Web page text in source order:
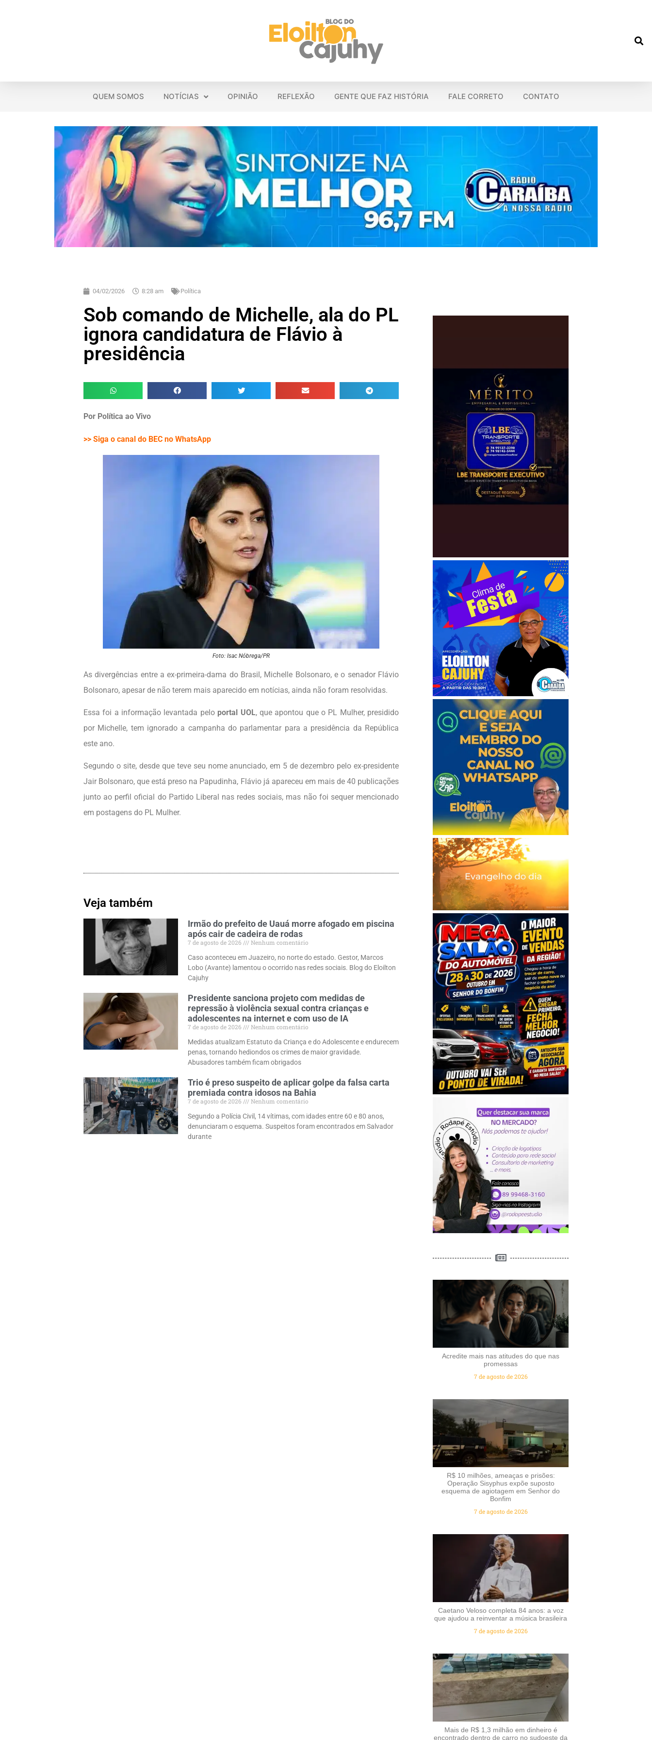
QUEM SOMOS NOTÍCIAS OPINIÃO REFLEXÃO GENTE QUE FAZ HISTÓRIA FALE CORRETO CONTATO
04/02/2026 8:28 am Política
Sob comando de Michelle, ala do PL
ignora candidatura de Flávio à
presidência
Por Política ao Vivo
>> Siga o canal do BEC no WhatsApp
Foto: Isac Nóbrega/PR
As divergências entre a ex-primeira-dama do Brasil, Michelle Bolsonaro, e o senador Flávio
Bolsonaro, apesar de não terem mais aparecido em notícias, ainda não foram resolvidas.
Essa foi a informação levantada pelo portal UOL, que apontou que o PL Mulher, presidido
por Michelle, tem ignorado a campanha do parlamentar para a presidência da República
este ano.
Segundo o site, desde que teve seu nome anunciado, em 5 de dezembro pelo ex-presidente
Jair Bolsonaro, que está preso na Papudinha, Flávio já apareceu em mais de 40 publicações
junto ao perfil oficial do Partido Liberal nas redes sociais, mas não foi sequer mencionado
em postagens do PL Mulher.
Veja também
Irmão do prefeito de Uauá morre afogado em piscina
após cair de cadeira de rodas
7 de agosto de 2026
Nenhum comentário
Caso aconteceu em Juazeiro, no norte do estado. Gestor, Marcos
Lobo (Avante) lamentou o ocorrido nas redes sociais. Blog do Eloilton
Cajuhy
Presidente sanciona projeto com medidas de
repressão à violência sexual contra crianças e
adolescentes na internet e com uso de IA
7 de agosto de 2026
Nenhum comentário
Medidas atualizam Estatuto da Criança e do Adolescente e endurecem
penas, tornando hediondos os crimes de maior gravidade.
Abusadores também ficam obrigados
Trio é preso suspeito de aplicar golpe da falsa carta
premiada contra idosos na Bahia
7 de agosto de 2026
Nenhum comentário
Segundo a Polícia Civil, 14 vítimas, com idades entre 60 e 80 anos,
denunciaram o esquema. Suspeitos foram encontrados em Salvador
durante
Acredite mais nas atitudes do que nas
promessas
7 de agosto de 2026
R$ 10 milhões, ameaças e prisões:
Operação Sisyphus expõe suposto
esquema de agiotagem em Senhor do
Bonfim
7 de agosto de 2026
Caetano Veloso completa 84 anos: a voz
que ajudou a reinventar a música brasileira
7 de agosto de 2026
Mais de R$ 1,3 milhão em dinheiro é
encontrado dentro de carro no sudoeste da